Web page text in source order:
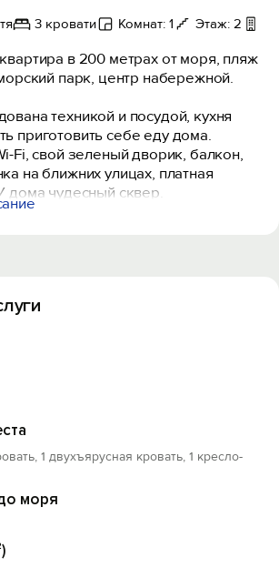
3 кровати Комнат: 1 Этаж: 2
в 200 метрах от моря, пляж
парк, центр набережной.
техникой и посудой, кухня
приготовить себе еду дома.
Fi, свой зеленый дворик, балкон,
на ближних улицах, платная
дома чудесный сквер.
вода.
Южного Берега Крыма. На
можно курить.
1 двухъярусная кровать, 1 кресло-
моря